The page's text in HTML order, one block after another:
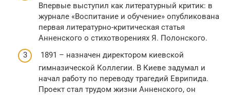
Впервые выступил как литературный критик: в
журнале «Воспитание и обучение» опубликована
первая литературно-критическая статья
Анненского о стихотворениях Я. Полонского.
1891 – назначен директором киевской
гимназической Коллегии. В Киеве задумал и
начал работу по переводу трагедий Еврипида.
Проект стал трудом жизни Анненского, он